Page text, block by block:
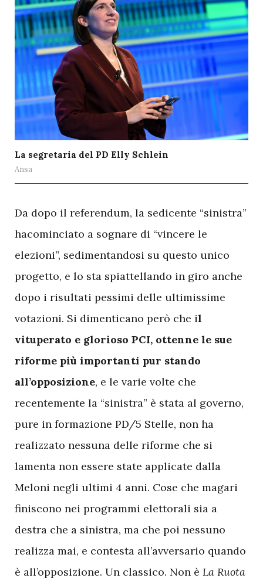
La segretaria del PD Elly Schlein
Ansa
Da dopo il referendum, la sedicente “sinistra”
hacominciato a sognare di “vincere le
elezioni”, sedimentandosi su questo unico
progetto, e lo sta spiattellando in giro anche
dopo i risultati pessimi delle ultimissime
votazioni. Si dimenticano però che il
vituperato e glorioso PCI, ottenne le sue
riforme più importanti pur stando
all’opposizione, e le varie volte che
recentemente la “sinistra” è stata al governo,
pure in formazione PD/5 Stelle, non ha
realizzato nessuna delle riforme che si
lamenta non essere state applicate dalla
Meloni negli ultimi 4 anni. Cose che magari
finiscono nei programmi elettorali sia a
destra che a sinistra, ma che poi nessuno
realizza mai, e contesta all’avversario quando
è all’opposizione. Un classico. Non è La Ruota